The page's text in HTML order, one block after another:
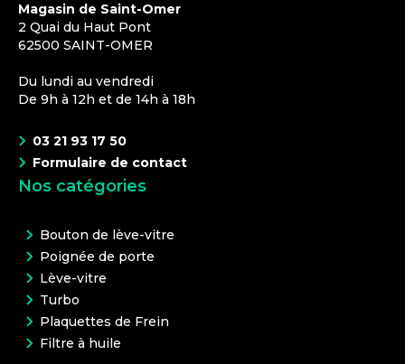
Magasin de Saint-Omer
2 Quai du Haut Pont
62500 SAINT-OMER
Du lundi au vendredi
De 9h à 12h et de 14h à 18h
03 21 93 17 50
Formulaire de contact
Nos catégories
Bouton de lève-vitre
Poignée de porte
Lève-vitre
Turbo
Plaquettes de Frein
Filtre à huile